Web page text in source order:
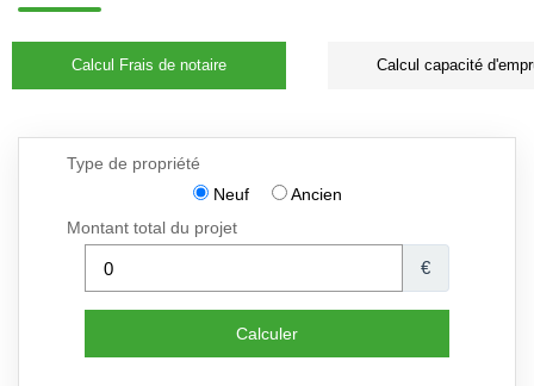
Calcul Frais de notaire Calcul capacité